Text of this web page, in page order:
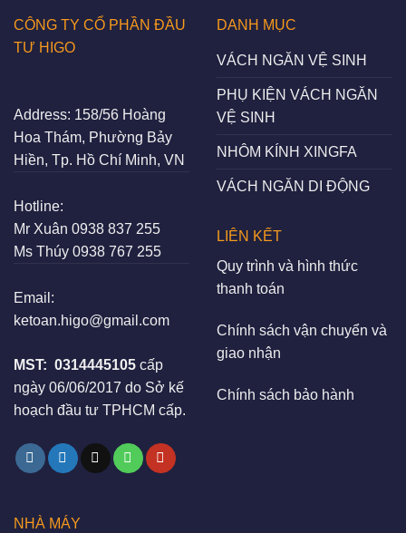
CÔNG TY CỔ PHẦN ĐẦU
TƯ HIGO
Address: 158/56 Hoàng
Hoa Thám, Phường Bảy
Hiền, Tp. Hồ Chí Minh, VN
Hotline:
Mr Xuân 0938 837 255
Ms Thúy 0938 767 255
Email:
ketoan.higo@gmail.com
MST: 0314445105 cấp
ngày 06/06/2017 do Sở kế
hoạch đầu tư TPHCM cấp.
DANH MỤC
VÁCH NGĂN VỆ SINH
PHỤ KIỆN VÁCH NGĂN
VỆ SINH
NHÔM KÍNH XINGFA
VÁCH NGĂN DI ĐỘNG
LIÊN KẾT
Quy trình và hình thức
thanh toán
Chính sách vận chuyển và
giao nhận
Chính sách bảo hành
NHÀ MÁY